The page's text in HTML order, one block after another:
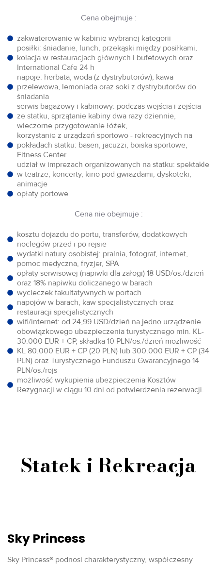
Cena obejmuje :
zakwaterowanie w kabinie wybranej kategorii
posiłki: śniadanie, lunch, przekąski między posiłkami,
kolacja w restauracjach głównych i bufetowych oraz
International Cafe 24 h
napoje: herbata, woda (z dystrybutorów), kawa
przelewowa, lemoniada oraz soki z dystrybutorów do
śniadania
serwis bagażowy i kabinowy: podczas wejścia i zejścia
ze statku, sprzątanie kabiny dwa razy dziennie,
wieczorne przygotowanie łóżek,
korzystanie z urządzeń sportowo - rekreacyjnych na
pokładach statku: basen, jacuzzi, boiska sportowe,
Fitness Center
udział w imprezach organizowanych na statku: spektakle
w teatrze, koncerty, kino pod gwiazdami, dyskoteki,
animacje
opłaty portowe
Cena nie obejmuje :
kosztu dojazdu do portu, transferów, dodatkowych
noclegów przed i po rejsie
wydatki natury osobistej: pralnia, fotograf, internet,
pomoc medyczna, fryzjer, SPA
opłaty serwisowej (napiwki dla załogi) 18 USD/os./dzień
oraz 18% napiwku doliczanego w barach
wycieczek fakultatywnych w portach
napojów w barach, kaw specjalistycznych oraz
restauracji specjalistycznych
wifi/internet: od 24,99 USD/dzień na jedno urządzenie
obowiązkowego ubezpieczenia turystycznego min. KL-
30.000 EUR + CP, składka 10 PLN/os./dzień możliwość
KL 80.000 EUR + CP (20 PLN) lub 300.000 EUR + CP (34
PLN) oraz Turystycznego Funduszu Gwarancyjnego 14
PLN/os./rejs
możliwość wykupienia ubezpieczenia Kosztów
Rezygnacji w ciągu 10 dni od potwierdzenia rezerwacji.
Statek i Rekreacja
Sky Princess
Sky Princess® podnosi charakterystyczny, współczesny